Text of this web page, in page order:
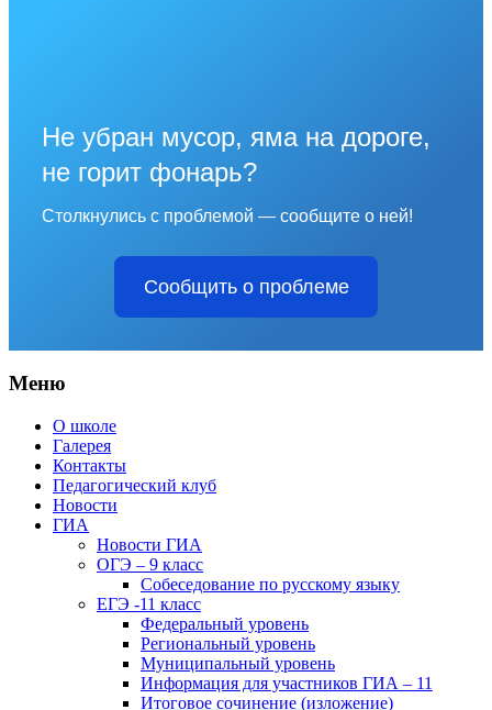
Не убран мусор, яма на дороге,
не горит фонарь?
Столкнулись с проблемой — сообщите о ней!
Сообщить о проблеме
Меню
О школе
Галерея
Контакты
Педагогический клуб
Новости
ГИА
Новости ГИА
ОГЭ – 9 класс
Собеседование по русскому языку
ЕГЭ -11 класс
Федеральный уровень
Региональный уровень
Муниципальный уровень
Информация для участников ГИА – 11
Итоговое сочинение (изложение)